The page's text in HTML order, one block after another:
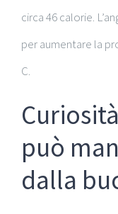
circa 46 calorie.
per aumentare la
C.
può
dalla